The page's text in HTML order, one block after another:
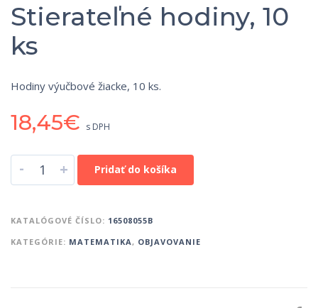
Stierateľné hodiny, 10
ks
Hodiny výučbové žiacke, 10 ks.
18,45€ s DPH
- + Pridať do košíka
KATALÓGOVÉ ČÍSLO: 16508055B
KATEGÓRIE: MATEMATIKA, OBJAVOVANIE